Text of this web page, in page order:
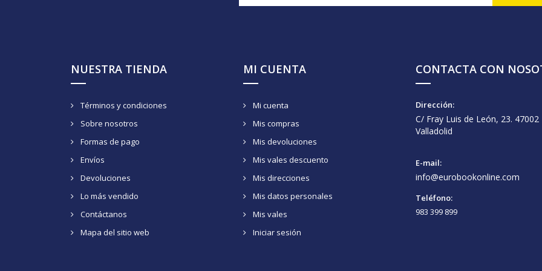
NUESTRA TIENDA
Términos y condiciones
Sobre nosotros
Formas de pago
Envíos
Devoluciones
Lo más vendido
Contáctanos
Mapa del sitio web
MI CUENTA
Mi cuenta
Mis compras
Mis devoluciones
Mis vales descuento
Mis direcciones
Mis datos personales
Mis vales
Iniciar sesión
CONTACTA CON
Dirección:
C/ Fray Luis de León, 23. 47002
Valladolid
E-mail:
info@eurobookonline.com
Teléfono:
983 399 899